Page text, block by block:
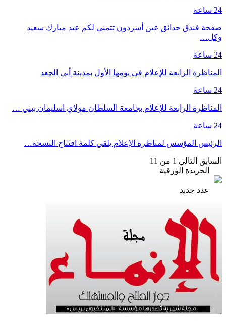
24 ساعة
صفحة فندق حدائق عين أسردون تتمنى لكم عيد مبارك سعيد
وكل…
24 ساعة
المناظرة الرابعة للإعلام في يومها الأول بمدينة أبي الجعد
24 ساعة
المناظرة الرابعة للإعلام بجامعة السلطان مولاي اسليمان ببني …
24 ساعة
الرئيس المؤسس لمناظرة الإعلام يلقي كلمة افتتاح النسخة…
السابق التالي 1 من 11
الجريدة الورقية
عدد جدبد